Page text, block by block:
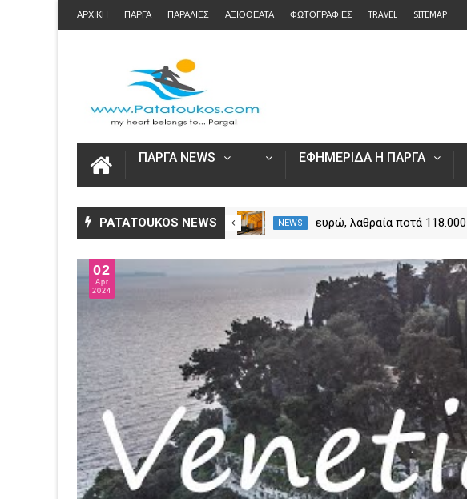
ΑΡΧΙΚΗ ΠΑΡΓΑ ΠΑΡΑΛΙΕΣ ΑΞΙΟΘΕΑΤΑ ΦΩΤΟΓΡΑΦΙΕΣ TRAVEL SITEMAP
ΠΑΡΓΑ NEWS ΕΦΗΜΕΡΙΔΑ Η ΠΑΡΓΑ
PATATOUKOS NEWS
Στο Αίνιγμα στην Πάργα για
κοσμήματα και ρούχα
NEWS
118.000 ευρώ, λαθραία ποτά
ΑΑΔΕ σε Κακαβιά και
Μαυρομάτι
02
Apr
2024